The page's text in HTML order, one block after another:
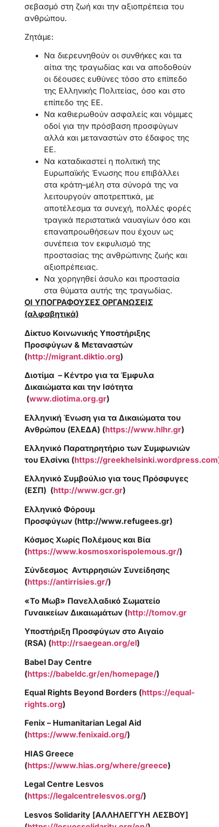
σεβασμό στη ζωή και την αξιοπρέπεια του
ανθρώπου.
Ζητάμε:
Να διερευνηθούν οι συνθήκες και τα
αίτια της τραγωδίας και να αποδοθούν
οι δέουσες ευθύνες τόσο στο επίπεδο
της Ελληνικής Πολιτείας, όσο και στο
επίπεδο της ΕΕ.
Να καθιερωθούν ασφαλείς και νόμιμες
οδοί για την πρόσβαση προσφύγων
αλλά και μεταναστών στο έδαφος της
ΕΕ.
Να καταδικαστεί η πολιτική της
Ευρωπαϊκής Ένωσης που επιβάλλει
στα κράτη–μέλη στα σύνορά της να
λειτουργούν αποτρεπτικά, με
αποτέλεσμα τα συνεχή, πολλές φορές
τραγικά περιστατικά ναυαγίων όσο και
επαναπροωθήσεων που έχουν ως
συνέπεια τον εκφυλισμό της
προστασίας της ανθρώπινης ζωής και
αξιοπρέπειας.
Να χορηγηθεί άσυλο και προστασία
στα θύματα αυτής της τραγωδίας.
ΟΙ ΥΠΟΓΡΑΦΟΥΣΕΣ ΟΡΓΑΝΩΣΕΙΣ
(αλφαβητικά)
Δίκτυο Κοινωνικής Υποστήριξης
Προσφύγων & Μεταναστών
(http://migrant.diktio.org)
Διοτίμα – Κέντρο για τα Έμφυλα
Δικαιώματα και την Ισότητα
(www.diotima.org.gr)
Ελληνική Ένωση για τα Δικαιώματα του
Ανθρώπου (ΕλΕΔΑ) (https://www.hlhr.gr)
Ελληνικό Παρατηρητήριο των Συμφωνιών
του Eλσίνκι (https://greekhelsinki.wordpress.com
Ελληνικό Συμβούλιο για τους Πρόσφυγες
(ΕΣΠ) (http://www.gcr.gr)
Ελληνικό Φόρουμ
Προσφύγων (http://www.refugees.gr)
Κόσμος Χωρίς Πολέμους και Βία
(https://www.kosmosxorispolemous.gr/)
Σύνδεσμος Αντιρρησιών Συνείδησης
(https://antirrisies.gr/)
«Το Μωβ» Πανελλαδικό Σωματείο
Γυναικείων Δικαιωμάτων (http://tomov.gr
Υποστήριξη Προσφύγων στο Αιγαίο
(RSA) (http://rsaegean.org/el)
Babel Day Centre
(https://babeldc.gr/en/homepage/)
Equal Rights Beyond Borders (https://equal-
rights.org)
Fenix – Humanitarian Legal Aid
(https://www.fenixaid.org/)
HIAS Greece
(https://www.hias.org/where/greece)
Legal Centre Lesvos
(https://legalcentrelesvos.org/)
Lesvos Solidarity [ΑΛΛΗΛΕΓΓΥΗ ΛΕΣΒΟΥ]